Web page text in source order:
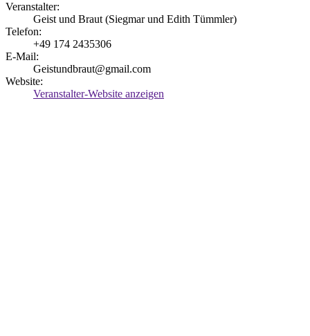
Veranstalter:
Geist und Braut (Siegmar und Edith Tümmler)
Telefon:
+49 174 2435306
E-Mail:
Geistundbraut@gmail.com
Website:
Veranstalter-Website anzeigen